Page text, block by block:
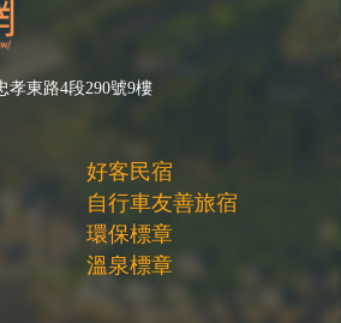
孝東路4段290號9樓
好客民宿
自行車友善旅宿
環保標章
溫泉標章